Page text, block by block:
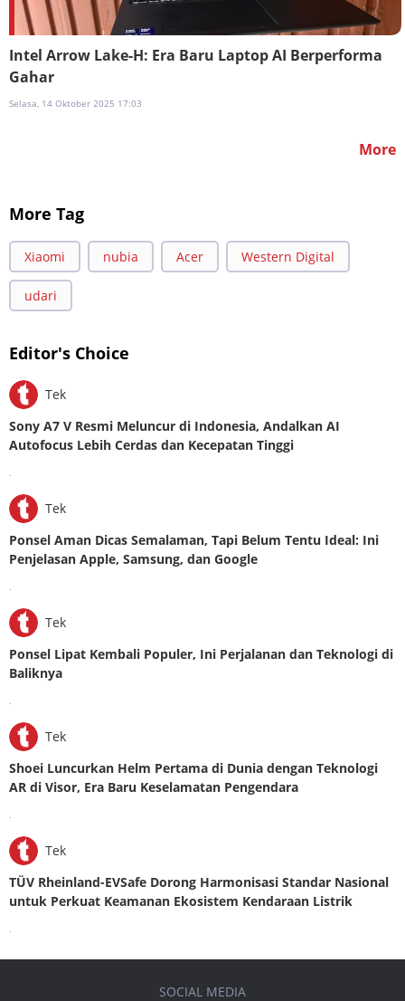
Intel Arrow Lake-H: Era Baru Laptop AI Berperforma
Gahar
Selasa, 14 Oktober 2025 17:03
More
More Tag
Xiaomi nubia Acer Western Digital
udari
Editor's Choice
Tek
Sony A7 V Resmi Meluncur di Indonesia, Andalkan AI
Autofocus Lebih Cerdas dan Kecepatan Tinggi
Tek
Ponsel Aman Dicas Semalaman, Tapi Belum Tentu Ideal: Ini
Penjelasan Apple, Samsung, dan Google
Tek
Ponsel Lipat Kembali Populer, Ini Perjalanan dan Teknologi di
Baliknya
Tek
Shoei Luncurkan Helm Pertama di Dunia dengan Teknologi
AR di Visor, Era Baru Keselamatan Pengendara
Tek
TÜV Rheinland-EVSafe Dorong Harmonisasi Standar Nasional
untuk Perkuat Keamanan Ekosistem Kendaraan Listrik
SOCIAL MEDIA